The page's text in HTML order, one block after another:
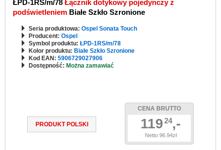
ŁPD-1RS/m/78 Łącznik dotykowy pojedynczy z
podświetleniem Białe Szkło Szronione
Seria produktowa: Ospel Sonata Touch
Producent: Ospel
Symbol produktu: ŁPD-1RS/m/78
Kolor produktu: Białe Szkło Szronione
Kod EAN: 5906729027906
Dostępność: Można zamawiać
PRODUKT POLSKI
CENA BRUTTO
11924,-
Netto 96.94zł